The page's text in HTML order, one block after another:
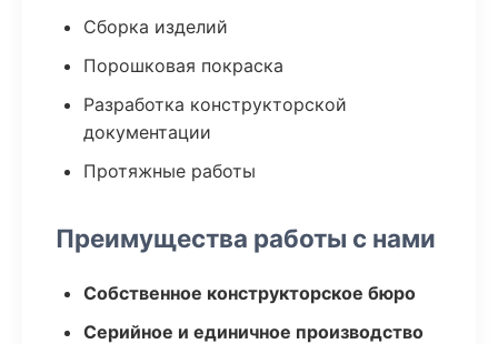
Сборка изделий
Порошковая покраска
Разработка конструкторской
документации
Протяжные работы
Преимущества работы с нами
Собственное конструкторское бюро
Серийное и единичное производство